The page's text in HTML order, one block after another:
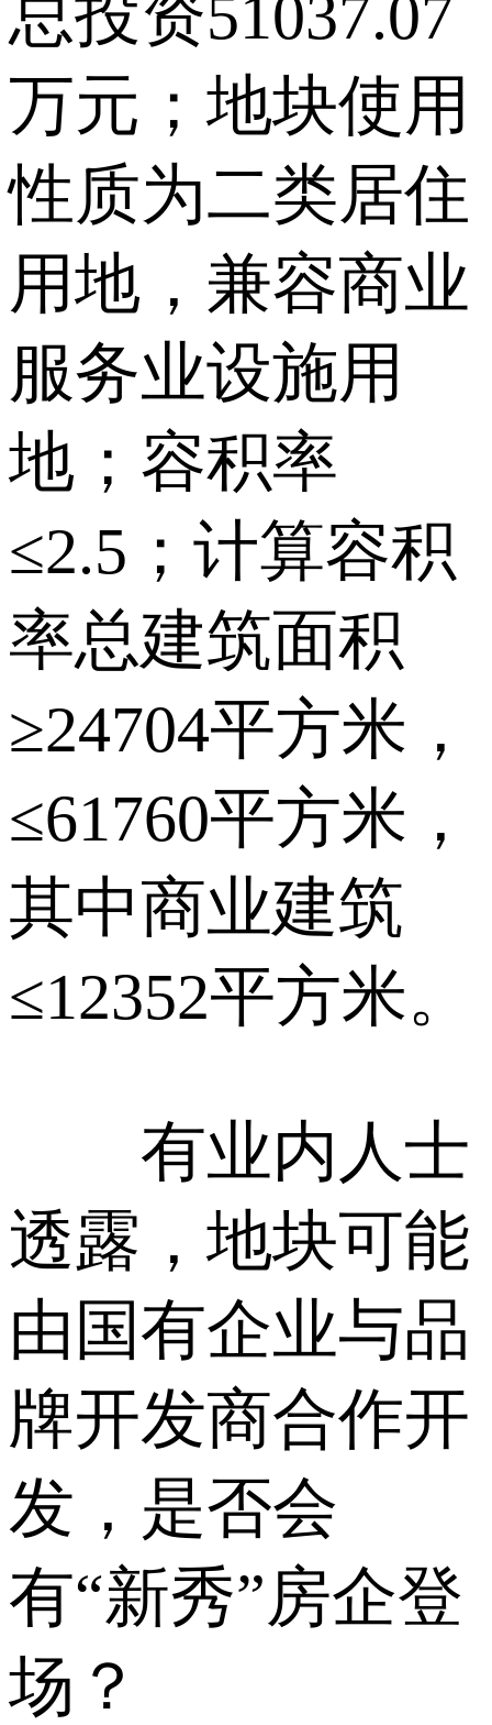
总投资51037.07
万元；地块使用
性质为二类居住
用地，兼容商业
服务业设施用
地；容积率
≤2.5；计算容积
率总建筑面积
≥24704平方米，
≤61760平方米，
其中商业建筑
≤12352平方米。
有业内人士
透露，地块可能
由国有企业与品
牌开发商合作开
发，是否会
有“新秀”房企登
场？